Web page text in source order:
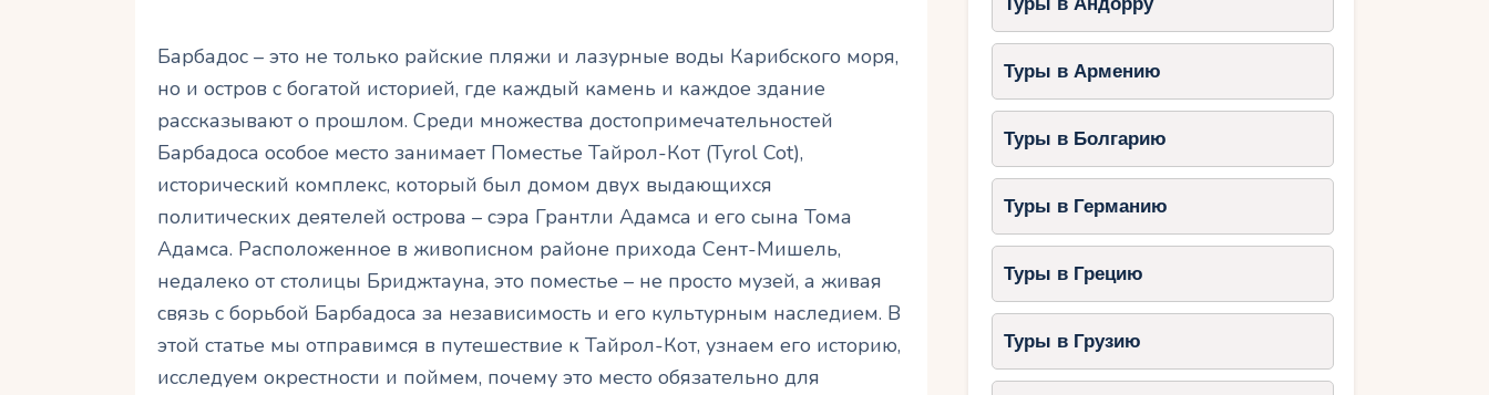
Барбадос – это не только райские пляжи и лазурные воды Карибского моря,
но и остров с богатой историей, где каждый камень и каждое здание
рассказывают о прошлом. Среди множества достопримечательностей
Барбадоса особое место занимает Поместье Тайрол-Кот (Tyrol Cot),
исторический комплекс, который был домом двух выдающихся
политических деятелей острова – сэра Грантли Адамса и его сына Тома
Адамса. Расположенное в живописном районе прихода Сент-Мишель,
недалеко от столицы Бриджтауна, это поместье – не просто музей, а живая
связь с борьбой Барбадоса за независимость и его культурным наследием. В
этой статье мы отправимся в путешествие к Тайрол-Кот, узнаем его историю,
исследуем окрестности и поймем, почему это место обязательно для
Туры в Армению
Туры в Болгарию
Туры в Германию
Туры в Грецию
Туры в Грузию